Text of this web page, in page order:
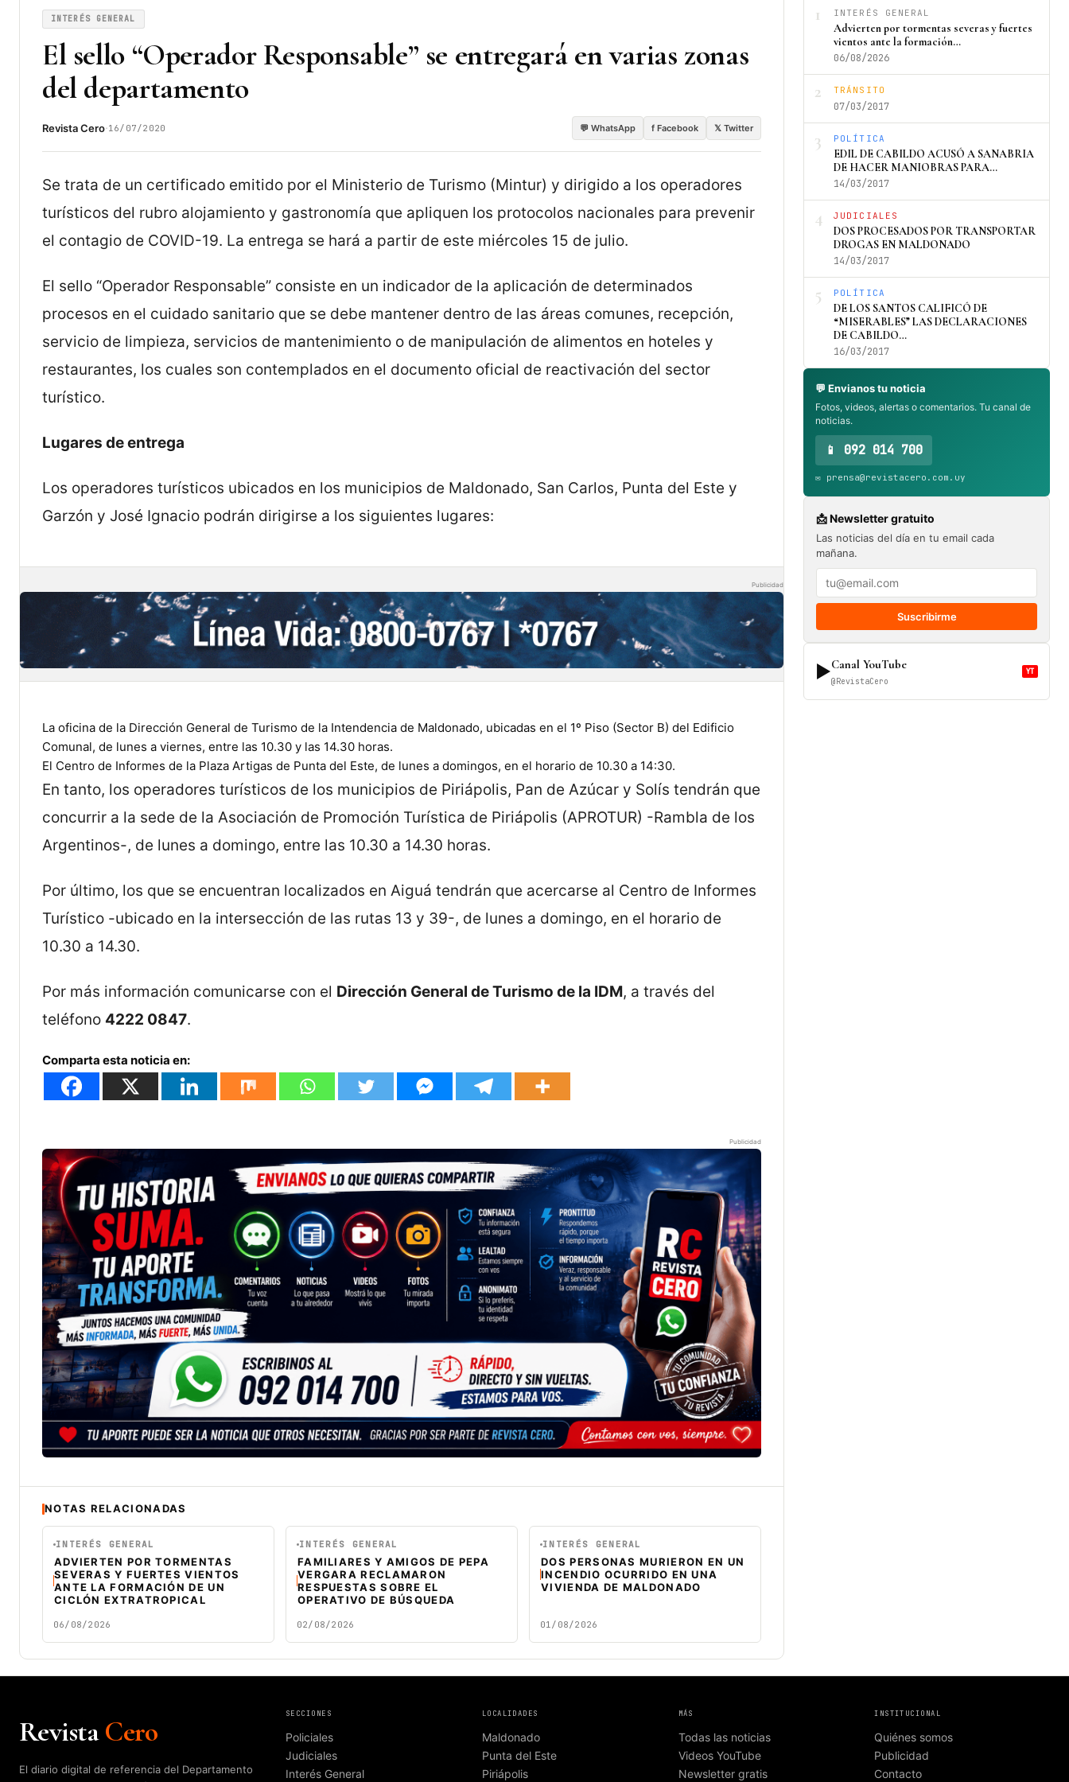
INTERÉS GENERAL
El sello “Operador Responsable” se entregará en varias zonas
del departamento
Revista Cero·16/07/2020 💬 WhatsApp f Facebook 𝕏 Twitter
Se trata de un certificado emitido por el Ministerio de Turismo (Mintur) y dirigido a los operadores
turísticos del rubro alojamiento y gastronomía que apliquen los protocolos nacionales para prevenir
el contagio de COVID-19. La entrega se hará a partir de este miércoles 15 de julio.
El sello “Operador Responsable” consiste en un indicador de la aplicación de determinados
procesos en el cuidado sanitario que se debe mantener dentro de las áreas comunes, recepción,
servicio de limpieza, servicios de mantenimiento o de manipulación de alimentos en hoteles y
restaurantes, los cuales son contemplados en el documento oficial de reactivación del sector
turístico.
Lugares de entrega
Los operadores turísticos ubicados en los municipios de Maldonado, San Carlos, Punta del Este y
Garzón y José Ignacio podrán dirigirse a los siguientes lugares:
Publicidad
La oficina de la Dirección General de Turismo de la Intendencia de Maldonado, ubicadas en el 1º Piso (Sector B) del Edificio
Comunal, de lunes a viernes, entre las 10.30 y las 14.30 horas.
El Centro de Informes de la Plaza Artigas de Punta del Este, de lunes a domingos, en el horario de 10.30 a 14:30.
En tanto, los operadores turísticos de los municipios de Piriápolis, Pan de Azúcar y Solís tendrán que
concurrir a la sede de la Asociación de Promoción Turística de Piriápolis (APROTUR) -Rambla de los
Argentinos-, de lunes a domingo, entre las 10.30 a 14.30 horas.
Por último, los que se encuentran localizados en Aiguá tendrán que acercarse al Centro de Informes
Turístico -ubicado en la intersección de las rutas 13 y 39-, de lunes a domingo, en el horario de
10.30 a 14.30.
Por más información comunicarse con el Dirección General de Turismo de la IDM, a través del
teléfono 4222 0847.
Comparta esta noticia en:
Publicidad
NOTAS RELACIONADAS
INTERÉS GENERAL
ADVIERTEN POR TORMENTAS
SEVERAS Y FUERTES VIENTOS
ANTE LA FORMACIÓN DE UN
CICLÓN EXTRATROPICAL
06/08/2026
INTERÉS GENERAL
FAMILIARES Y AMIGOS DE PEPA
VERGARA RECLAMARON
RESPUESTAS SOBRE EL
OPERATIVO DE BÚSQUEDA
02/08/2026
INTERÉS GENERAL
DOS PERSONAS MURIERON EN UN
INCENDIO OCURRIDO EN UNA
VIVIENDA DE MALDONADO
01/08/2026
1 INTERÉS GENERAL
Advierten por tormentas severas y fuertes
vientos ante la formación…
06/08/2026
2 TRÁNSITO
07/03/2017
3 POLÍTICA
EDIL DE CABILDO ACUSÓ A SANABRIA
DE HACER MANIOBRAS PARA…
14/03/2017
4 JUDICIALES
DOS PROCESADOS POR TRANSPORTAR
DROGAS EN MALDONADO
14/03/2017
5 POLÍTICA
DE LOS SANTOS CALIFICÓ DE
“MISERABLES” LAS DECLARACIONES
DE CABILDO…
16/03/2017
💬 Envianos tu noticia
Fotos, videos, alertas o comentarios. Tu canal de
noticias.
📱 092 014 700
✉️ prensa@revistacero.com.uy
📩 Newsletter gratuito
Las noticias del día en tu email cada
mañana.
Suscribirme
▶Canal YouTube
@RevistaCero
YT
RevistaCero
El diario digital de referencia del Departamento
SECCIONES
Policiales
Judiciales
Interés General
LOCALIDADES
Maldonado
Punta del Este
Piriápolis
MÁS
Todas las noticias
Videos YouTube
Newsletter gratis
INSTITUCIONAL
Quiénes somos
Publicidad
Contacto